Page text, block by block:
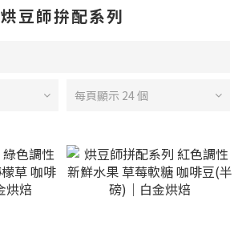
烘豆師拚配系列
每頁顯示 24 個